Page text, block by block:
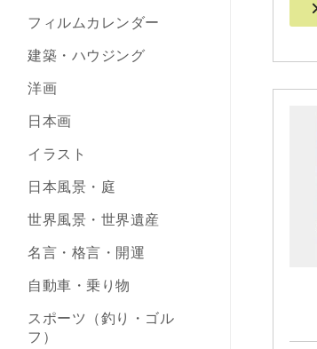
フィルムカレンダー
建築・ハウジング
洋画
日本画
イラスト
日本風景・庭
世界風景・世界遺産
名言・格言・開運
自動車・乗り物
スポーツ（釣り・ゴル
フ）